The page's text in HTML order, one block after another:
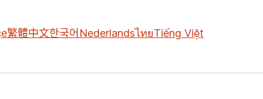
繁體中文한국어 NederlandsไทยTiếng Việt